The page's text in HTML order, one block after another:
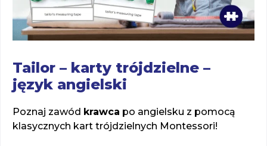
Tailor – karty trójdzielne –
język angielski
Poznaj zawód krawca po angielsku z pomocą
klasycznych kart trójdzielnych Montessori!